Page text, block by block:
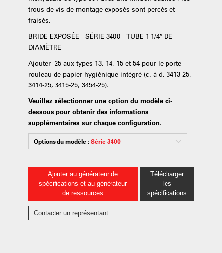
trous de vis de montage exposés sont percés et
fraisés.
BRIDE EXPOSÉE - SÉRIE 3400 - TUBE 1-1/4″ DE
DIAMÈTRE
Ajouter -25 aux types 13, 14, 15 et 54 pour le porte-
rouleau de papier hygiénique intégré (c.-à-d. 3413-25,
3414-25, 3415-25, 3454-25).
Veuillez sélectionner une option du modèle ci-
dessous pour obtenir des informations
supplémentaires sur chaque configuration.
Options du modèle :Série 3400
Ajouter au générateur de
spécifications et au générateur
de ressources
Télécharger
les
spécifications
Contacter un représentant